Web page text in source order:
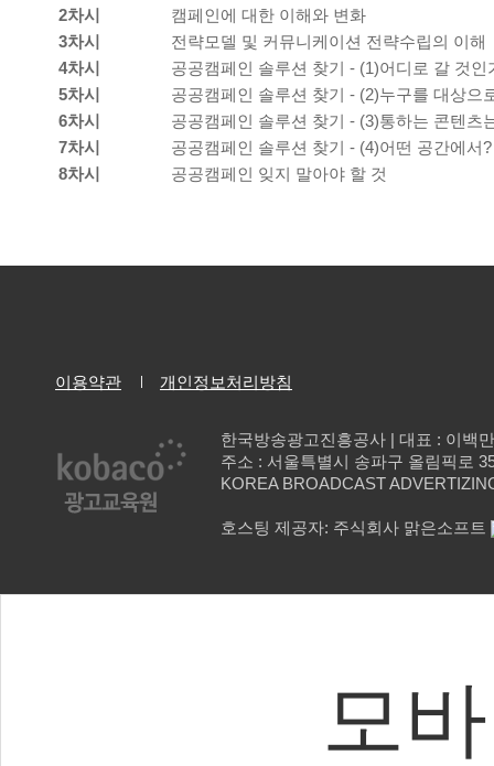
2차시
캠페인에 대한 이해와 변화
3차시
전략모델 및 커뮤니케이션 전략수립의 이해
4차시
공공캠페인 솔루션 찾기 - (1)어디로 갈 것인
5차시
공공캠페인 솔루션 찾기 - (2)누구를 대상으
6차시
공공캠페인 솔루션 찾기 - (3)통하는 콘텐츠
7차시
공공캠페인 솔루션 찾기 - (4)어떤 공간에서?
8차시
공공캠페인 잊지 말아야 할 것
이용약관 개인정보처리방침
한국방송광고진흥공사 | 대표 : 이백만
주소 : 서울특별시 송파구 올림픽로
KOREA BROADCAST
호스팅 제공자: 주식회사 맑은소프트
모